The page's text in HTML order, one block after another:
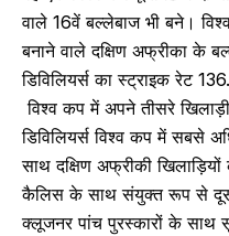
वाले 16वें बल्लेबाज भी बने।
बनाने वाले दक्षिण अफ्रीका के
डिविलियर्स का स्ट्राइक रेट
विश्व कप में अपने तीसरे
डिविलियर्स विश्व कप में सबसे
साथ दक्षिण अफ्रीकी
कैलिस के साथ संयुक्त रूप से
क्लूजनर पांच पुरस्कारों के साथ